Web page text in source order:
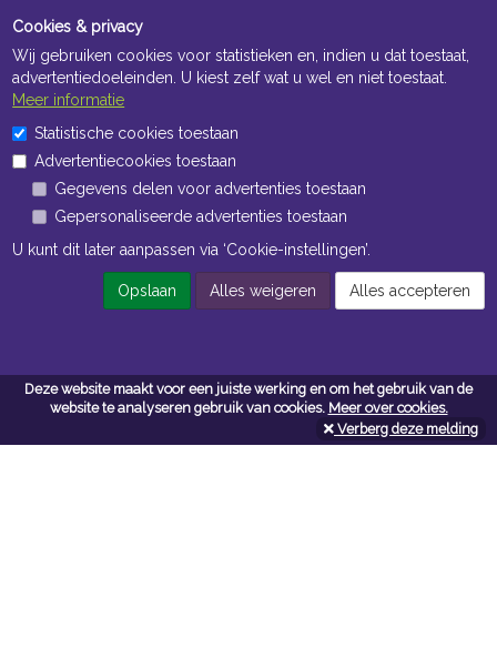
Deze website maakt voor een juiste werking en om het gebruik van de
website te analyseren gebruik van cookies. Meer over cookies.
Verberg deze melding
Openingstijden Kantoor
ma t/m vr 8:30 uur tot 17:00 uur
Openingstijden Magazijn
ma t/m vr 7:00 uur tot 16:30 uur
Privacy
Cookiebeleid
Cookie-instellingen
Cookies & privacy
Wij gebruiken cookies voor statistieken en, indien u dat toestaat,
advertentiedoeleinden. U kiest zelf wat u wel en niet toestaat.
Meer informatie
Statistische cookies toestaan
Advertentiecookies toestaan
Gegevens delen voor advertenties toestaan
Gepersonaliseerde advertenties toestaan
U kunt dit later aanpassen via ‘Cookie-instellingen’.
Opslaan Alles weigeren Alles accepteren